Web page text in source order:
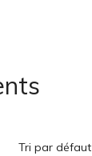
Tri par défaut